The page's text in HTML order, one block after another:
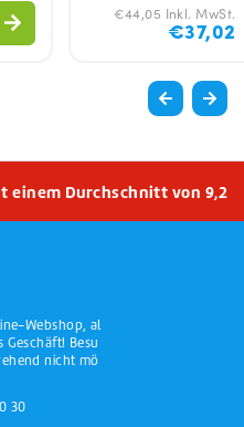
€44,05 Inkl. MwSt.
€37,02
einem Durchschnitt von 9,2
Webshop, al
Geschäft! Besu
nicht mö
30